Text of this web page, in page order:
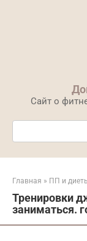
Сайт о
Поиск:
Главная » ПП и
Тренировки
заниматься.